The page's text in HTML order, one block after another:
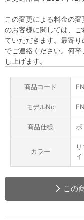
この変更による料金の
のお客様に関しては、
ていただきます。最寄
でご連絡ください。何
し上げます。
商品コード
モデルNo
商品仕様 ポ
カラー
イ
この